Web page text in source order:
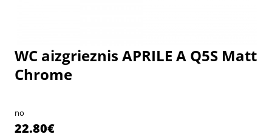
1 nedēļa
1 nedēļa
WC aizgrieznis APRILE A Q5S Matt
Chrome
no
22.80€